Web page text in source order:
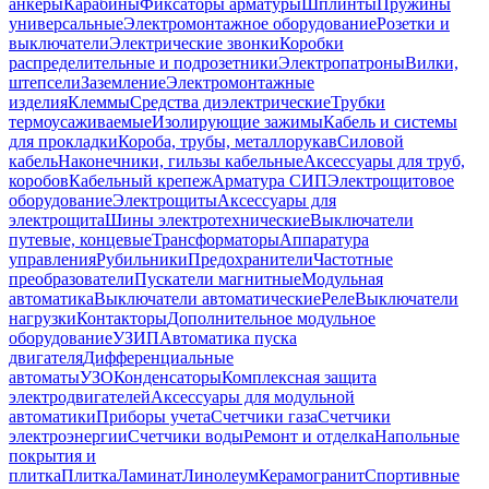
анкерыКарабиныФиксаторы арматуры Шплинты Пружины
универсальныеЭлектромонтажное оборудованиеРозетки и
выключателиЭлектрические звонкиКоробки
распределительные и подрозетникиЭлектропатроныВилки,
штепселиЗаземлениеЭлектромонтажные
изделияКлеммыСредства диэлектрическиеТрубки
термоусаживаемыеИзолирующие зажимыКабель и системы
для прокладкиКороба, трубы, металлорукавСиловой
кабельНаконечники, гильзы кабельныеАксессуары для труб,
коробовКабельный крепежАрматура СИПЭлектрощитовое
оборудованиеЭлектрощитыАксессуары для
электрощитаШины электротехническиеВыключатели
путевые, концевыеТрансформаторыАппаратура
управленияРубильникиПредохранителиЧастотные
преобразователиПускатели магнитныеМодульная
автоматикаВыключатели автоматическиеРелеВыключатели
нагрузкиКонтакторыДополнительное модульное
оборудованиеУЗИПАвтоматика пуска
двигателяДифференциальные
автоматыУЗОКонденсаторыКомплексная защита
электродвигателейАксессуары для модульной
автоматикиПриборы учетаСчетчики газаСчетчики
электроэнергииСчетчики водыРемонт и отделкаНапольные
покрытия и
плиткаПлиткаЛаминатЛинолеумКерамогранитСпортивные